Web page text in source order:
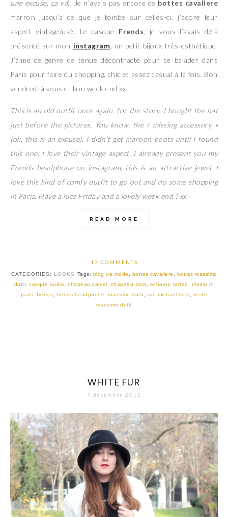
une excuse, ça va). Je n’avais pas encore de bottes cavaliere
marron jusqu’a ce que je tombe sur celles-ci, j’adore leur
aspect vintage/usé. Le casque Frends , je vous l’avais déjà
présenté sur mon instagram , un petit bijoux très esthétique.
J’aime ce genre de tenue décontracté pour se balader dans
Paris pour faire du shopping, chic et assez casual à la fois. Bon
vendredi à vous et bon week end xx
This is an old outfit once again, for the story, I bought the hat
just before the pictures. You know, the « missing accessory »
(ok, this is an excuse). I didn’t get maroon boots until I found
this one, I love their vintage aspect. I already present you my
Frends headphone on instagram, this is an attractive jewel. I
love this kind of comfy outfit to go out and do some shopping
in Paris. Have a nice Friday and a lovely week end ! xx
READ MORE
17 COMMENTS
CATEGORIES: LOOKS Tags: blog de mode , bottes cavaliere , bottes massimo
dutti,casque audio,chapeau camel, chapeau zara, echarpe tartan , elodie in
paris,frends,frends headphone,massimo dutti, sac michael kors, veste
massimo dutti
WHITE FUR
9 décembre 2013